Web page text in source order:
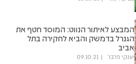
המבצע לאיתור הנווט: המוסד חטף את
הגנרל בדמשק והביא לחקירה בתל
אביב
יענקי פרבר 09.10.21